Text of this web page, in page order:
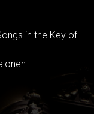
in the Key of